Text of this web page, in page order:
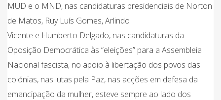
MUD e o MND, nas candidaturas presidenciais de Norton
de Matos, Ruy Luís Gomes, Arlindo
Vicente e Humberto Delgado, nas candidaturas da
Oposição Democrática às “eleições” para a Assembleia
Nacional fascista, no apoio à libertação dos povos das
colónias, nas lutas pela Paz, nas acções em defesa da
emancipação da mulher, esteve sempre ao lado dos